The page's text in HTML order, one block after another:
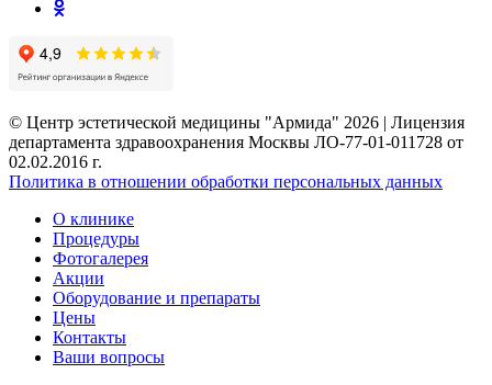
© Центр эстетической медицины "Армида" 2026 | Лицензия
департамента здравоохранения Москвы ЛО-77-01-011728 от
02.02.2016 г.
Политика в отношении обработки персональных данных
О клинике
Процедуры
Фотогалерея
Акции
Оборудование и препараты
Цены
Контакты
Ваши вопросы